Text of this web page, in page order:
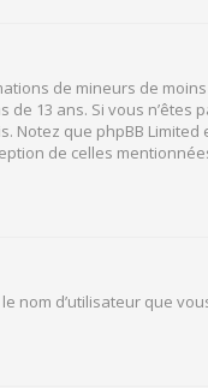
de mineurs de
13 ans. Si vous n’êtes
Notez que phpBB
de celles
nom d’utilisateur que